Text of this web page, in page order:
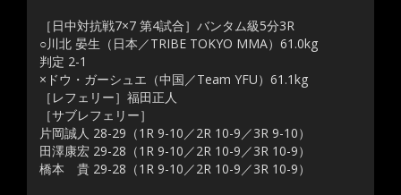
［日中対抗戦7×7 第4試合］バンタム級5分3R
○川北 晏生（日本／TRIBE TOKYO MMA）61.0kg
判定 2-1
×ドウ・ガーシュエ（中国／Team YFU）61.1kg
［レフェリー］福田正人
［サブレフェリー］
片岡誠人 28-29（1R 9-10／2R 10-9／3R 9-10）
田澤康宏 29-28（1R 9-10／2R 10-9／3R 10-9）
橋本 貴 29-28（1R 9-10／2R 10-9／3R 10-9）